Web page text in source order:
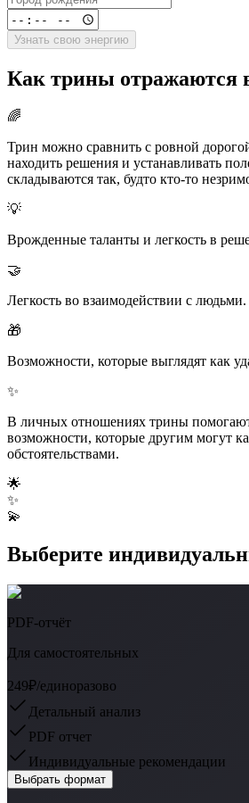
Узнать свою энергию
Как трины отражаются
🌈
Трин можно сравнить с ровной
находить решения и устанавливать
складываются так, будто кто-то
💡
Врожденные таланты и легкость в
🤝
Легкость во взаимодействии с людьми.
🎁
Возможности, которые выглядят как
✨
В личных отношениях трины помогают
возможности, которые другим могут
обстоятельствами.
🌟
✨
💫
Выберите
PDF-отчёт
Для самостоятельных
249₽/единоразово
Детальный анализ
PDF отчет
Индивидуальные рекомендации
Выбрать формат